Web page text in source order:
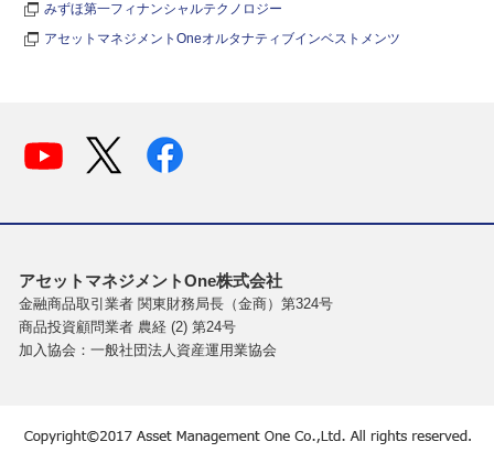
みずほ第一フィナンシャルテクノロジー
アセットマネジメントOneオルタナティブインベストメンツ
アセットマネジメントOne株式会社
金融商品取引業者 関東財務局長（金商）第324号
商品投資顧問業者 農経 (2) 第24号
加入協会：一般社団法人資産運用業協会